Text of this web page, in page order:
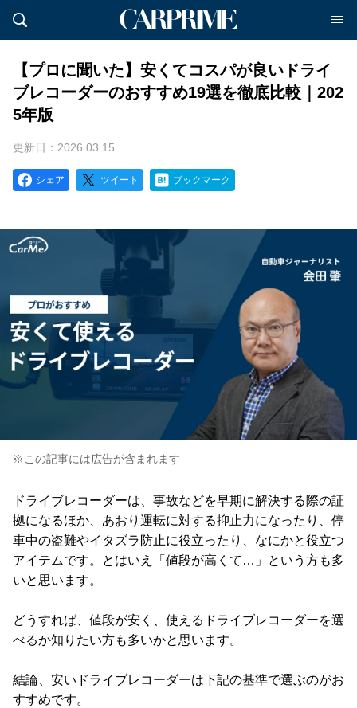
【プロに聞いた】安くてコスパが良いドライ
ブレコーダーのおすすめ19選を徹底比較｜202
5年版
更新日：2026.03.15
シェア ツイート ブックマーク
※この記事には広告が含まれます
ドライブレコーダーは、事故などを早期に解決する際の証
拠になるほか、あおり運転に対する抑止力になったり、停
車中の盗難やイタズラ防止に役立ったり、なにかと役立つ
アイテムです。とはいえ「値段が高くて…」という方も多
いと思います。
どうすれば、値段が安く、使えるドライブレコーダーを選
べるか知りたい方も多いかと思います。
結論、安いドライブレコーダーは下記の基準で選ぶのがお
すすめです。